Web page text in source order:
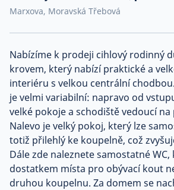
Co říkají naši zákazníci
Blog
O nás
Kariéra
Kontakt
Marxova, Moravská Třebová
Nabízíme k prodeji cihlový rodinný
krovem, který nabízí praktické a
interiéru s velkou centrální
je velmi variabilní: napravo od
velké pokoje a schodiště vedoucí
Nalevo je velký pokoj, který lze
totiž přilehlý ke koupelně, což
Dále zde naleznete samostatné WC,
dostatkem místa pro obývací kout
druhou koupelnu. Za domem se